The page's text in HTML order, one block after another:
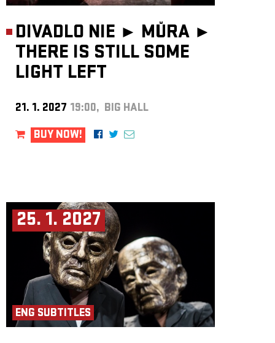
DIVADLO NIE ► MŮRA ►
THERE IS STILL SOME
LIGHT LEFT
21. 1. 2027 19:00, BIG HALL
BUY NOW!
25. 1. 2027
ENG SUBTITLES